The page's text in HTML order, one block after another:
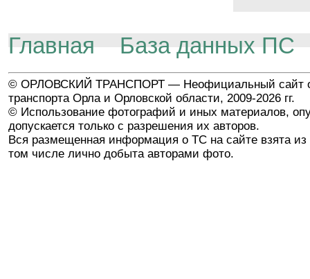
Главная База данных ПС
© ОРЛОВСКИЙ ТРАНСПОРТ — Неофициальный сайт
транспорта Орла и Орловской области, 2009-2026 гг.
© Использование фотографий и иных материалов,
допускается только с разрешения их авторов.
Вся размещенная информация о ТС на сайте взята из
том числе лично добыта авторами фото.